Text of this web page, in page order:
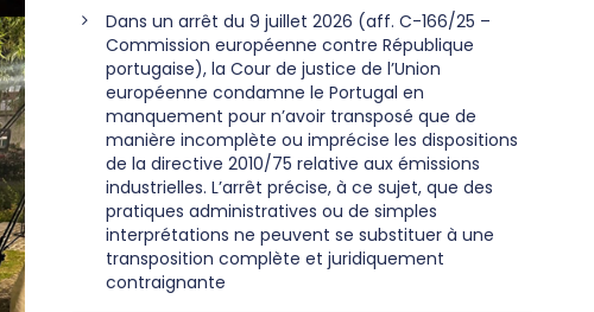
Dans un arrêt du 9 juillet 2026 (aff. C-166/25 –
Commission européenne contre République
portugaise), la Cour de justice de l’Union
européenne condamne le Portugal en
manquement pour n’avoir transposé que de
manière incomplète ou imprécise les dispositions
de la directive 2010/75 relative aux émissions
industrielles. L’arrêt précise, à ce sujet, que des
pratiques administratives ou de simples
interprétations ne peuvent se substituer à une
transposition complète et juridiquement
contraignante